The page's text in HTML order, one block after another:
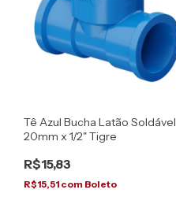
Tê Azul Bucha Latão Soldável
20mm x 1/2" Tigre
R$15,83
R$15,51 com Boleto